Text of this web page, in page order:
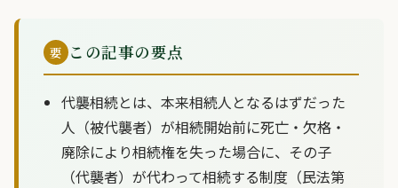
要 この記事の要点
代襲相続とは、本来相続人となるはずだった
人（被代襲者）が相続開始前に死亡・欠格・
廃除により相続権を失った場合に、その子
（代襲者）が代わって相続する制度（民法第